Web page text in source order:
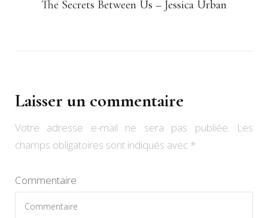
The Secrets Between Us – Jessica Urban
Laisser un commentaire
Votre adresse e-mail ne sera pas publiée.
Les
champs obligatoires sont indiqués avec *
Commentaire